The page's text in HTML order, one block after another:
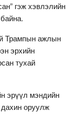
гэж хэвлэлийн
Трампын ажлын
эрхийн
тухай
эрүүл мэндийн
оруулж